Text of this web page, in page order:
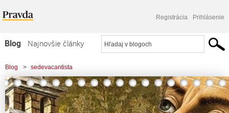
Registrácia Prihlásenie
Blog
Najnovšie články
Najčítanejšie články
Najkomentovanejšie články
Zoznam blogov
Blog > sedevacantista
> Benedikt XVI. - jeden z najväčších podvodníkov v histórii Cirkvi